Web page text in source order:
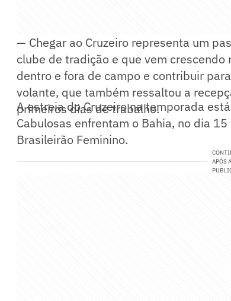
— Chegar ao Cruzeiro representa um
clube de tradição e que vem
dentro e fora de campo e contribuir
volante, que também ressaltou a
primeiros dias de trabalho.
A estreia do Cruzeiro na temporada
Cabulosas enfrentam o Bahia, no dia
Brasileirão Feminino.
APÓS A